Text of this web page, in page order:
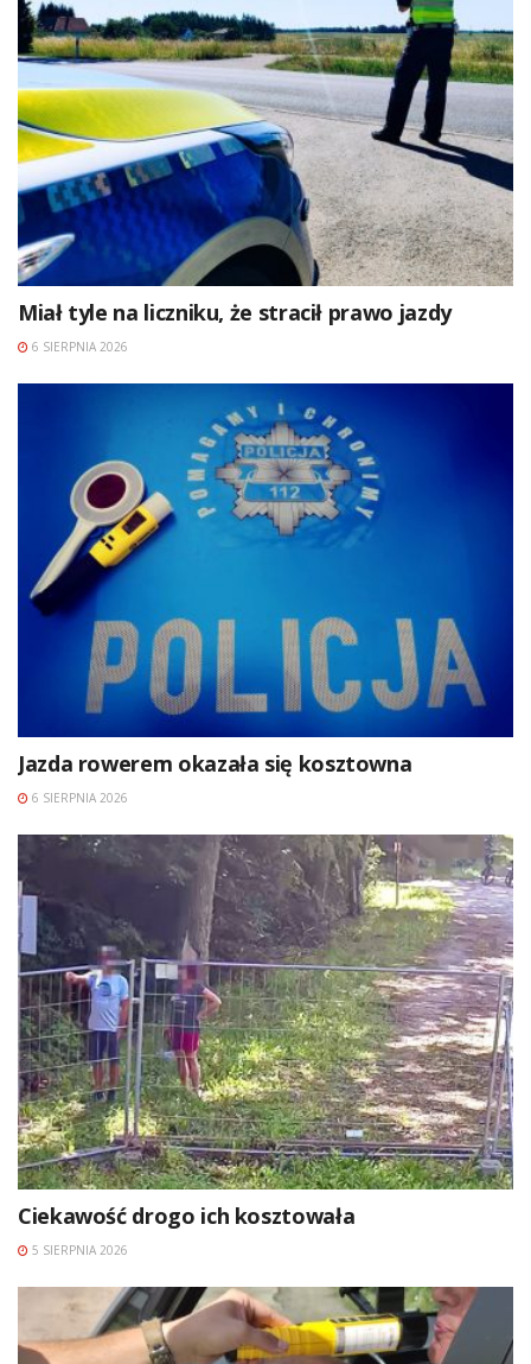
Miał tyle na liczniku, że stracił prawo jazdy
6 SIERPNIA 2026
Jazda rowerem okazała się kosztowna
6 SIERPNIA 2026
Ciekawość drogo ich kosztowała
5 SIERPNIA 2026